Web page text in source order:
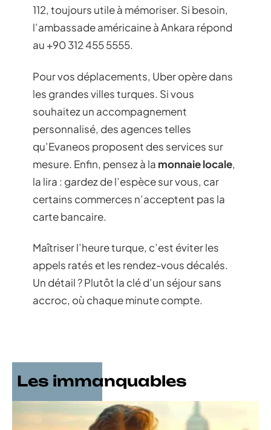
112, toujours utile à mémoriser. Si besoin,
l’ambassade américaine à Ankara répond
au +90 312 455 5555.
Pour vos déplacements, Uber opère dans
les grandes villes turques. Si vous
souhaitez un accompagnement
personnalisé, des agences telles
qu’Evaneos proposent des services sur
mesure. Enfin, pensez à la monnaie locale,
la lira : gardez de l’espèce sur vous, car
certains commerces n’acceptent pas la
carte bancaire.
Maîtriser l’heure turque, c’est éviter les
appels ratés et les rendez-vous décalés.
Un détail ? Plutôt la clé d’un séjour sans
accroc, où chaque minute compte.
Les immanquables